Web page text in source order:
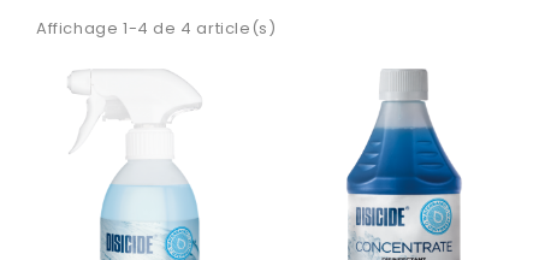
Affichage 1-4 de 4 article(s)